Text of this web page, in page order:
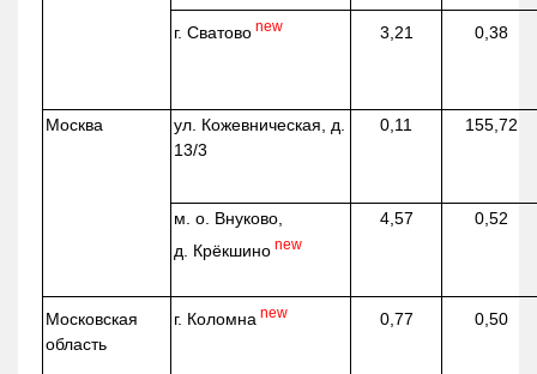
г. Сватово new 3,21 0,38
Москва ул. Кожевническая, д.
13/3
0,11 155,72
м. о. Внуково,
д. Крёкшино new
4,57 0,52
Московская
область
г. Коломна new 0,77 0,50